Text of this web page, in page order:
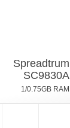
Spreadtrum
SC9830A
1/0.75GB RAM